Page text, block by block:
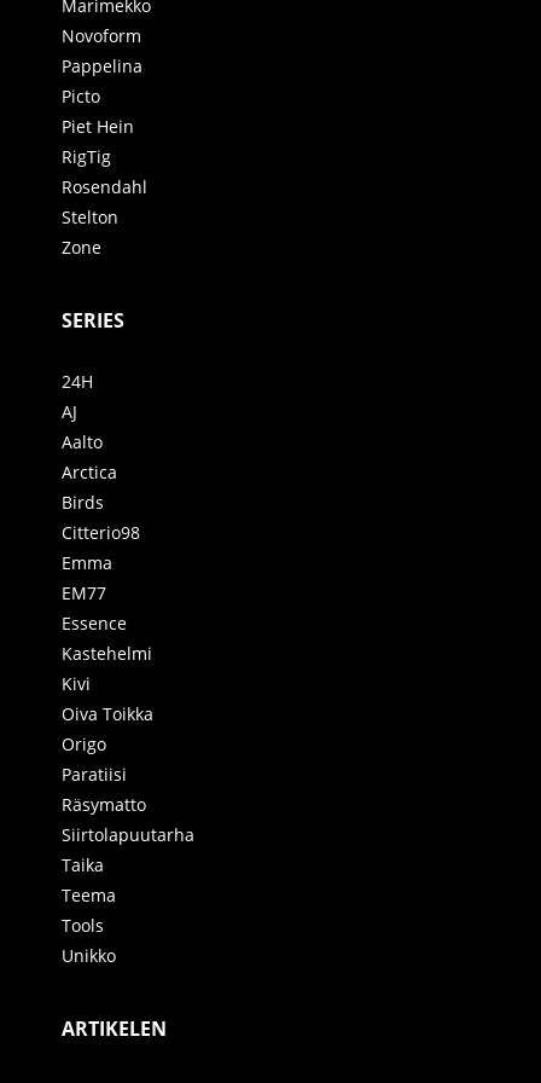
Marimekko
Novoform
Pappelina
Picto
Piet Hein
RigTig
Rosendahl
Stelton
Zone
SERIES
24H
AJ
Aalto
Arctica
Birds
Citterio98
Emma
EM77
Essence
Kastehelmi
Kivi
Oiva Toikka
Origo
Paratiisi
Räsymatto
Siirtolapuutarha
Taika
Teema
Tools
Unikko
ARTIKELEN